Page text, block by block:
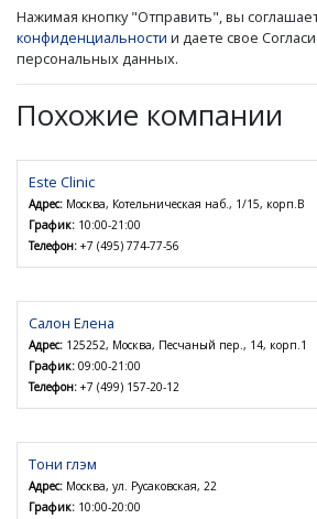
Нажимая кнопку "Отправить", вы
конфиденциальности и даете свое
персональных данных.
Похожие компании
Este Clinic
Адрес: Москва, Котельническая наб., 1/15, корп.В
График: 10:00-21:00
Телефон: +7 (495) 774-77-56
Салон Елена
Адрес: 125252, Москва, Песчаный пер., 14, корп.1
График: 09:00-21:00
Телефон: +7 (499) 157-20-12
Тони глэм
Адрес: Москва, ул. Русаковская, 22
График: 10:00-20:00